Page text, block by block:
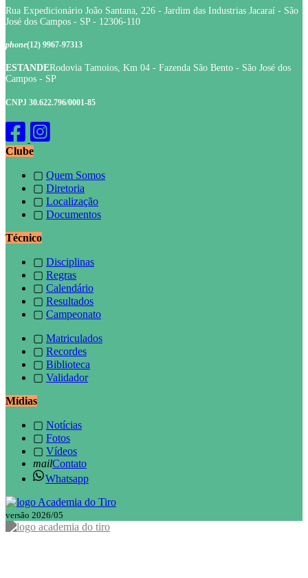
Rua Expedicionário João Santana, 226 - Jardim das Industrias Jacaraí - São
José dos Campos - SP - 12306-110
phone(12) 9967-97313
ESTANDERodovia Tamoios, Km 04 - Fazenda São Bento - São José dos
Campos - SP
CNPJ 30.622.796/0001-85
Clube
▢ Quem Somos
▢ Diretoria
▢ Localização
▢ Documentos
Técnico
▢ Disciplinas
▢ Regras
▢ Calendário
▢ Resultados
▢ Campeonato
▢ Matriculados
▢ Recordes
▢ Biblioteca
▢ Validador
Mídias
▢ Notícias
▢ Fotos
▢ Vídeos
mailContato
Whatsapp
versão 2026/05